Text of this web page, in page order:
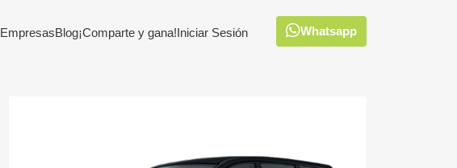
EmpresasBlog¡Comparte y gana!Iniciar Sesión Whatsapp